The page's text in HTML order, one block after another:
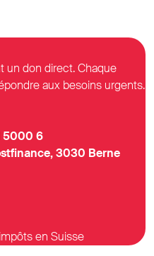
un don direct. Chaque
aux besoins urgents.
5000 6
3030 Berne
en Suisse